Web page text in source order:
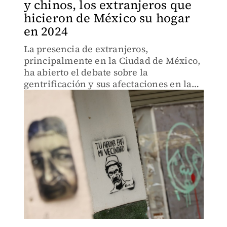
y chinos, los extranjeros que
hicieron de México su hogar
en 2024
La presencia de extranjeros,
principalmente en la Ciudad de México,
ha abierto el debate sobre la
gentrificación y sus afectaciones en la